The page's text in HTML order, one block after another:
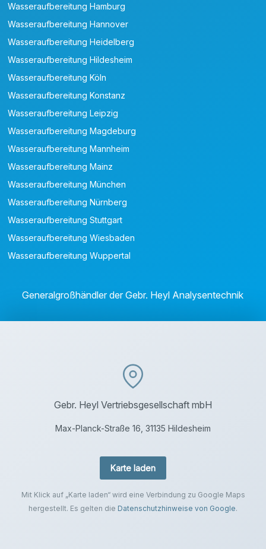
Wasseraufbereitung Hamburg
Wasseraufbereitung Hannover
Wasseraufbereitung Heidelberg
Wasseraufbereitung Hildesheim
Wasseraufbereitung Köln
Wasseraufbereitung Konstanz
Wasseraufbereitung Leipzig
Wasseraufbereitung Magdeburg
Wasseraufbereitung Mannheim
Wasseraufbereitung Mainz
Wasseraufbereitung München
Wasseraufbereitung Nürnberg
Wasseraufbereitung Stuttgart
Wasseraufbereitung Wiesbaden
Wasseraufbereitung Wuppertal
Generalgroßhändler der Gebr. Heyl Analysentechnik
Gebr. Heyl Vertriebsgesellschaft mbH
Max-Planck-Straße 16, 31135 Hildesheim
Karte laden
Mit Klick auf „Karte laden“ wird eine Verbindung zu Google Maps
hergestellt. Es gelten die Datenschutzhinweise von Google.